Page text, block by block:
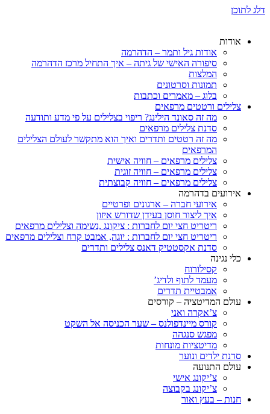
דלג לתוכן
אודות
אודות גיל ותמר – הדהרמה
סיפורה האישי של גיתה – איך התחיל מרכז הדהרמה
המלצות
תמונות וסרטונים
בלוג – מאמרים וכתבות
צלילים ורטטים מרפאים
מה זה סאונד הילינג? ריפוי בצלילים על פי מדע ותודעה
סדנת צלילים מרפאים
מה זה רטטים ותדרים ואיך הוא מתקשר לעולם הצלילים
המרפאים
צלילים מרפאים – חוויה אישית
צלילים מרפאים – חוויה זוגית
צלילים מרפאים – חוויה קבוצתית
אירועים בדהרמה
אירועי חברה – ארגונים ופרטיים
איך ליצור חוסן בעידן שדורש איזון
ריטריט חצי יום לחברות : ציקונג ,נשימה וצלילים מרפאים
ריטריט חצי יום לחברות : יוגה, אמבט קרח וצלילים מרפאים
סדנת אקסטטיק דאנס צלילים ותדרים
כלי נגינה
קסילורוח
מעמד לתוף ולדיג’
אמבטיית תדרים
עולם המדיטציה – קורסים
צ’אקרה ואני
קורס מיינדפולנס – שער הכניסה אל השקט
מפגש סנגהה
מדיטציות מונחות
סדנת ילדים ונוער
עולם התנועה
צ’יקונג אישי
צ’יקונג בקבוצה
חנות – בעץ ואור